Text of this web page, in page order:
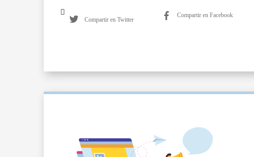
Compartir en Twitter
Compartir en Facebook